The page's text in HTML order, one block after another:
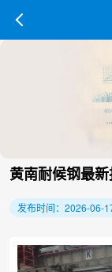
黄南耐候钢最
发布时间：2026-06-